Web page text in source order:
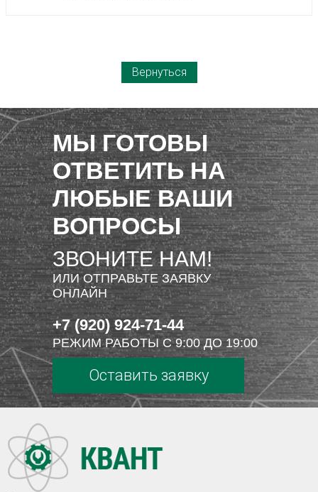
Вернуться
МЫ ГОТОВЫ
ОТВЕТИТЬ НА
ЛЮБЫЕ ВАШИ
ВОПРОСЫ
ЗВОНИТЕ НАМ!
ИЛИ ОТПРАВЬТЕ ЗАЯВКУ
ОНЛАЙН
+7 (920) 924-71-44
РЕЖИМ РАБОТЫ С 9:00 ДО 19:00
Оставить заявку